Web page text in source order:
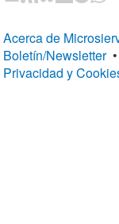
Acerca de
Boletín/Newsletter •
Privacidad y